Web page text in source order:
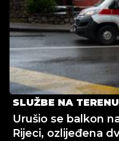
SLUŽBE NA TERENU
Urušio se balkon
Rijeci, ozlijeđena